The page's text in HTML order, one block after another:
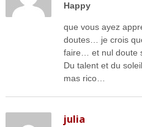
Happy
que vous ayez
doutes… je crois
faire… et nul doute
Du talent et du
mas rico…
julia